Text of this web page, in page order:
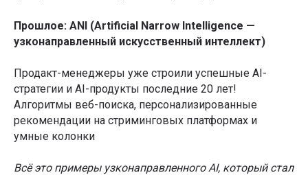
Прошлое: ANI (Artificial Narrow Intelligence —
узконаправленный искусственный интеллект)
Продакт-менеджеры уже строили успешные AI-
стратегии и AI-продукты последние 20 лет!
Алгоритмы веб-поиска, персонализированные
рекомендации на стриминговых платформах и
умные колонки
Всё это примеры узконаправленного AI, который стал